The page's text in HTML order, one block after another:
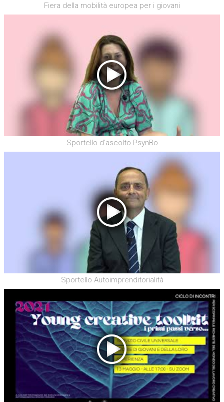
Fiera della mobilità europea per i giovani
Sportello d'ascolto PsynBo
Sportello Autoimprenditorialità